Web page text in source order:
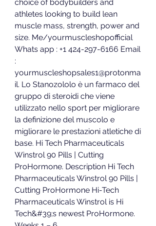
choice of bodybuilders and
athletes looking to build lean
muscle mass, strength, power and
size. Me/yourmuscleshopofficial
Whats app : +1 424-297-6166 Email
:
yourmuscleshopsales1@protonma
il. Lo Stanozololo è un farmaco del
gruppo di steroidi che viene
utilizzato nello sport per migliorare
la definizione del muscolo e
migliorare le prestazioni atletiche di
base. Hi Tech Pharmaceuticals
Winstrol 90 Pills | Cutting
ProHormone. Description Hi Tech
Pharmaceuticals Winstrol 90 Pills |
Cutting ProHormone Hi-Tech
Pharmaceuticals Winstrol is Hi
Tech&#39;s newest ProHormone.